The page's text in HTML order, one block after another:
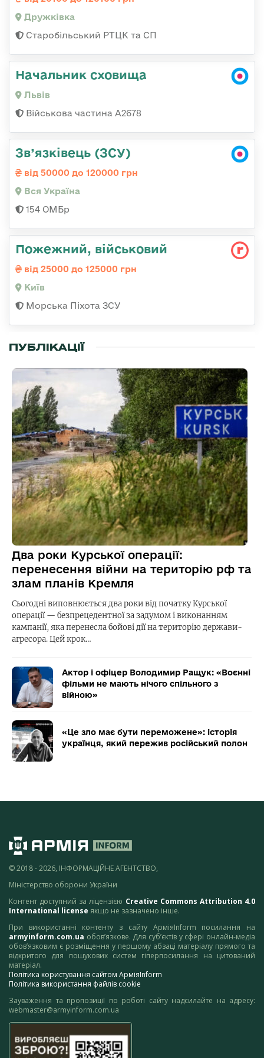
Дружківка
Старобільський РТЦК та СП
Начальник сховища
Львів
Військова частина А2678
Зв’язківець (ЗСУ)
від 50000 до 120000 грн
Вся Україна
154 ОМБр
Пожежний, військовий
від 25000 до 125000 грн
Київ
Морська Піхота ЗСУ
ПУБЛІКАЦІЇ
Два роки Курської операції:
перенесення війни на територію рф та
злам планів Кремля
Сьогодні виповнюється два роки від початку Курської
операції — безпрецедентної за задумом і виконанням
кампанії, яка перенесла бойові дії на територію держави-
агресора. Цей крок…
Актор і офіцер Володимир Ращук: «Воєнні
фільми не мають нічого спільного з
війною»
«Це зло має бути переможене»: історія
українця, який пережив російський полон
© 2018 - 2026, ІНФОРМАЦІЙНЕ АГЕНТСТВО,
Міністерство оборони України
Контент доступний за ліцензією Creative Commons Attribution 4.0
International license якщо не зазначено інше.
При використанні контенту з сайту АрміяInform посилання на
armyinform.com.ua обов’язкове. Для суб’єктів у сфері онлайн-медіа
обов’язковим є розміщення у першому абзаці матеріалу прямого та
відкритого для пошукових систем гіперпосилання на цитований
матеріал.
Політика користування сайтом АрміяInform
Політика використання файлів cookie
Зауваження та пропозиції по роботі сайту надсилайте на адресу:
webmaster@armyinform.com.ua